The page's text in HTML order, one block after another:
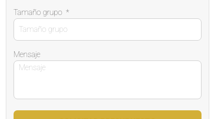
Tamaño grupo *
Mensaje